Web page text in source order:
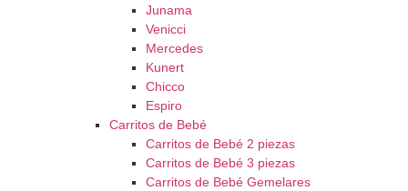
Junama
Venicci
Mercedes
Kunert
Chicco
Espiro
Carritos de Bebé
Carritos de Bebé 2 piezas
Carritos de Bebé 3 piezas
Carritos de Bebé Gemelares